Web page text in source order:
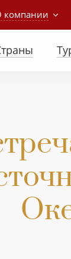
компании